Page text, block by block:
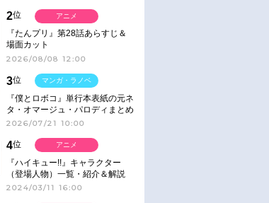
2位
『たんプリ』第28話あらすじ＆
場面カット
2026/08/08 12:00
アニメ
3位
『僕とロボコ』単行本表紙の元ネ
タ・オマージュ・パロディまとめ
2026/07/21 10:00
マンガ・ラノベ
4位
『ハイキュー!!』キャラクター
（登場人物）一覧・紹介＆解説
2024/03/11 16:00
アニメ